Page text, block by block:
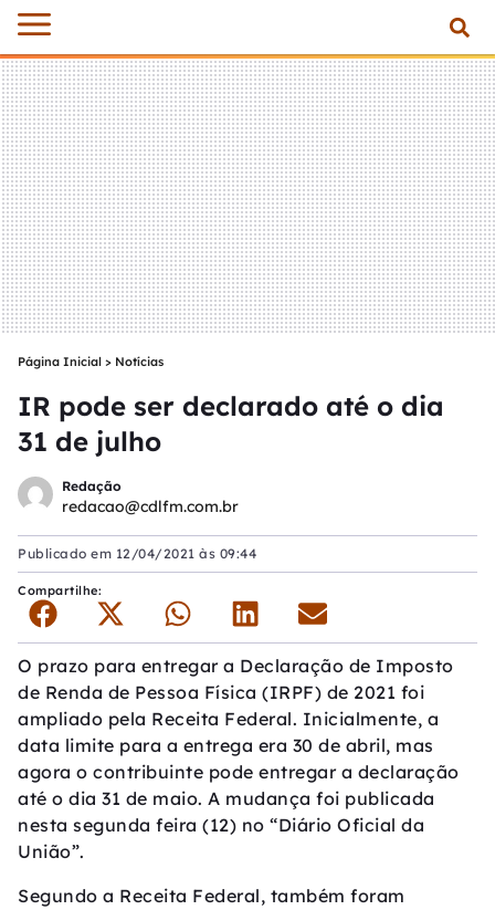
Página Inicial > Notícias
IR pode ser declarado até o dia
31 de julho
Redação
redacao@cdlfm.com.br
Publicado em 12/04/2021 às 09:44
Compartilhe:
O prazo para entregar a Declaração de Imposto
de Renda de Pessoa Física (IRPF) de 2021 foi
ampliado pela Receita Federal. Inicialmente, a
data limite para a entrega era 30 de abril, mas
agora o contribuinte pode entregar a declaração
até o dia 31 de maio. A mudança foi publicada
nesta segunda feira (12) no “Diário Oficial da
União”.
Segundo a Receita Federal, também foram